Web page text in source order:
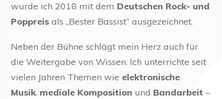
wurde ich 2018 mit dem Deutschen Rock- und
Poppreis als „Bester Bassist“ ausgezeichnet.
Neben der Bühne schlägt mein Herz auch für
die Weitergabe von Wissen. Ich unterrichte seit
vielen Jahren Themen wie elektronische
Musik, mediale Komposition und Bandarbeit –